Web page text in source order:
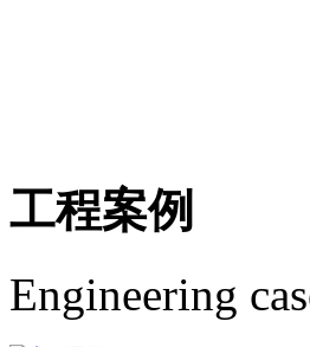
工程案例
Engineering